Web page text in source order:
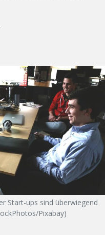
Start-ups sind überwiegend
Pixabay)